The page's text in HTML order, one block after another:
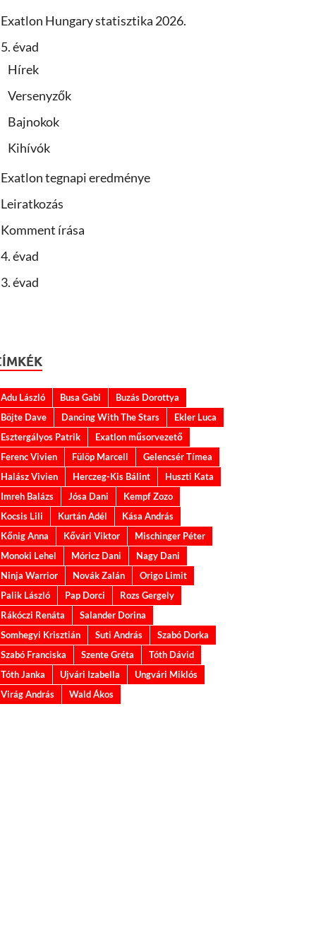
Exatlon Hungary statisztika 2026.
5. évad
Hírek
Versenyzők
Bajnokok
Kihívók
Exatlon tegnapi eredménye
Leiratkozás
Komment írása
4. évad
3. évad
Adu László Busa Gabi
Buzás Dorottya
Böjte Dave
Dancing With The Stars
Ekler Luca
Esztergályos Patrik
Exatlon műsorvezető
Ferenc Vivien
Fülöp Marcell
Gelencsér Tímea
Halász Vivien
Herczeg-Kis Bálint
Huszti Kata
Imreh Balázs
Jósa Dani
Kempf Zozo
Kocsis Lili
Kurtán Adél
Kása András
Kőnig Anna
Kővári Viktor
Mischinger Péter
Monoki Lehel
Móricz Dani
Nagy Dani
Ninja Warrior
Novák Zalán
Origo Limit
Palik László
Pap Dorci
Rozs Gergely
Rákóczi Renáta
Salander Dorina
Somhegyi Krisztián
Suti András
Szabó Dorka
Szabó Franciska
Szente Gréta
Tóth Dávid
Tóth Janka
Ujvári Izabella
Ungvári Miklós
Virág András
Wald Ákos